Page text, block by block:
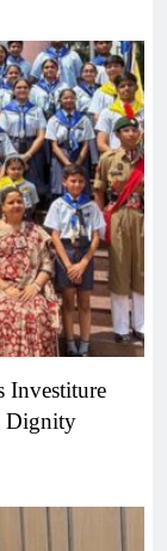
Investiture
Dignity